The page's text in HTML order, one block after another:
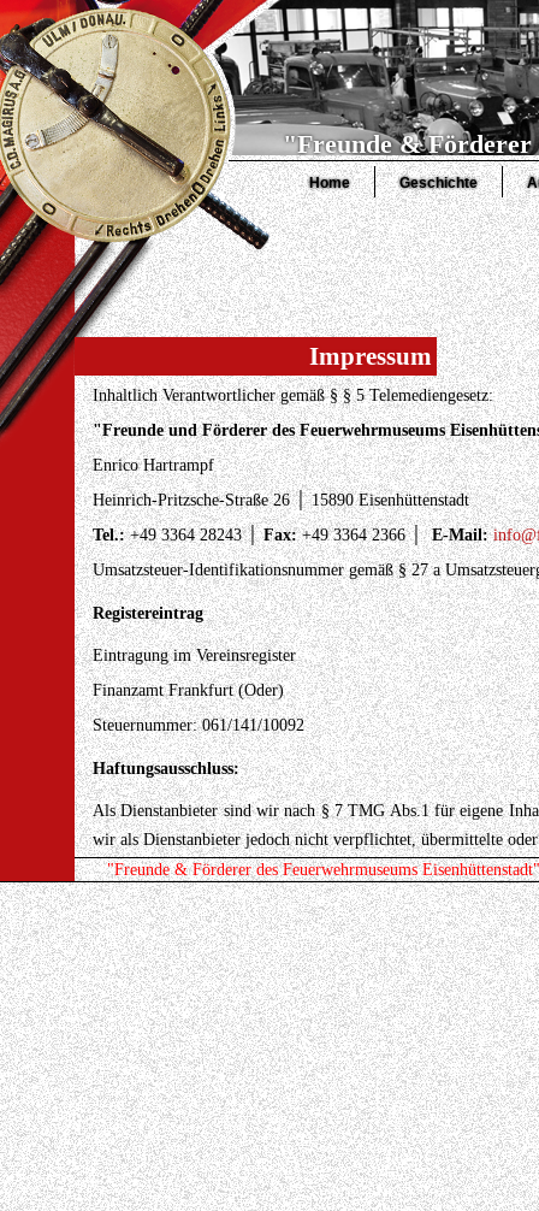
"Freunde & Förderer
Home Geschichte
Impressum
Inhaltlich Verantwortlicher gemäß § § 5 Telemediengesetz:
"Freunde und Förderer des Feuerwehrmuseums
Enrico Hartrampf
Heinrich-Pritzsche-Straße 26 │ 15890 Eisenhüttenstadt
Tel.:+49 3364 28243 │Fax:+49 3364 2366 │E-Mail:
Umsatzsteuer-Identifikationsnummer gemäß § 27 a
Registereintrag
Eintragung im Vereinsregister
Finanzamt Frankfurt (Oder)
Steuernummer: 061/141/10092
Haftungsausschluss:
Als Dienstanbieter sind wir nach § 7 TMG Abs.1 für eigene
wir als Dienstanbieter jedoch nicht verpflichtet, übermittelte
eine rechtswidrige Tätigkeit hinweisen. Verpflichtungen zur
hiervon unberührt. Eine diesbezügliche Haftung ist jedoch
Bekanntwerden von entsprechenden Rechtsverletzungen werden
Haftung für Links
Unsere Website enthällt Links zu externen Websiten Dritter,
keine Gewähr übernehmen. Für die Inhalte der verlinkten
zum Zeitpunkt der Verlinkung auf mögliche Rechtsverstöße
permanente inhaltliche Kontrolle der verlinkten Seiten ist
Rechtsverletzungen werden wir derartige Links umgehend
Haftung für eventuell auftretende direkte und indirekte
Hyperlinks:
"Freunde & Förderer des Feuerwehrmuseums